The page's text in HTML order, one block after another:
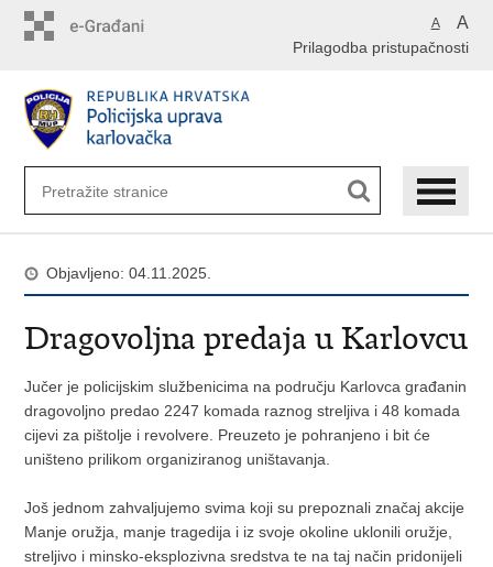
A A
Prilagodba pristupačnosti
Objavljeno: 04.11.2025.
Dragovoljna predaja u Karlovcu
Jučer je policijskim službenicima na području Karlovca građanin
dragovoljno predao 2247 komada raznog streljiva i 48 komada
cijevi za pištolje i revolvere. Preuzeto je pohranjeno i bit će
uništeno prilikom organiziranog uništavanja.
Još jednom zahvaljujemo svima koji su prepoznali značaj akcije
Manje oružja, manje tragedija i iz svoje okoline uklonili oružje,
streljivo i minsko-eksplozivna sredstva te na taj način pridonijeli